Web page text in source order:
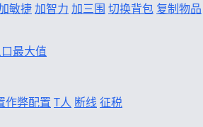
敏捷加智力 加三围 切换背包 复制物品
最大值
作弊配置 T人 断线征税